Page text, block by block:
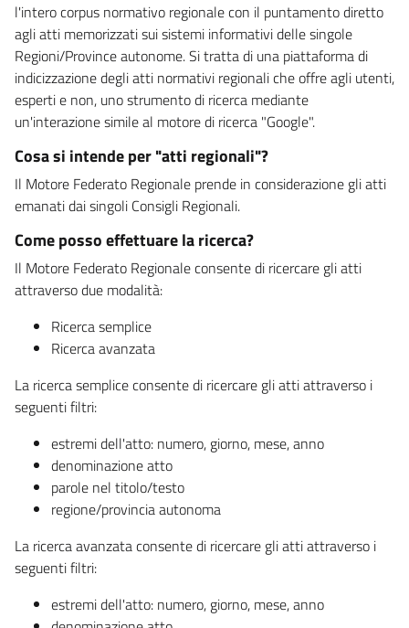
l'intero corpus normativo regionale con il puntamento diretto
agli atti memorizzati sui sistemi informativi delle singole
Regioni/Province autonome. Si tratta di una piattaforma di
indicizzazione degli atti normativi regionali che offre agli utenti,
esperti e non, uno strumento di ricerca mediante
un'interazione simile al motore di ricerca "Google".
Cosa si intende per "atti regionali"?
Il Motore Federato Regionale prende in considerazione gli atti
emanati dai singoli Consigli Regionali.
Come posso effettuare la ricerca?
Il Motore Federato Regionale consente di ricercare gli atti
attraverso due modalità:
Ricerca semplice
Ricerca avanzata
La ricerca semplice consente di ricercare gli atti attraverso i
seguenti filtri:
estremi dell'atto: numero, giorno, mese, anno
denominazione atto
parole nel titolo/testo
regione/provincia autonoma
La ricerca avanzata consente di ricercare gli atti attraverso i
seguenti filtri:
estremi dell'atto: numero, giorno, mese, anno